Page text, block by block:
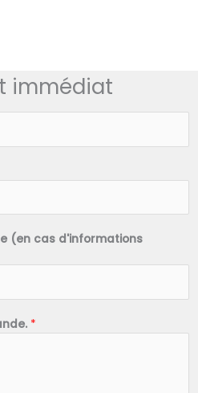
immédiat
(en cas d'informations
*